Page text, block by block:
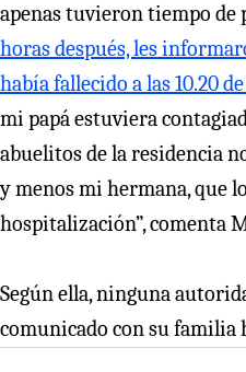
apenas tuvieron tiempo de
horas después, les
había fallecido a las 10.20
mi papá estuviera
abuelitos de la residencia
y menos mi hermana, que
hospitalización”, comenta
Según ella, ninguna
comunicado con su familia